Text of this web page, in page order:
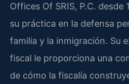
Offices Of SRIS, P.C. desde
su práctica en la defensa
familia y la inmigración. Su
fiscal le proporciona una
de cómo la fiscalía